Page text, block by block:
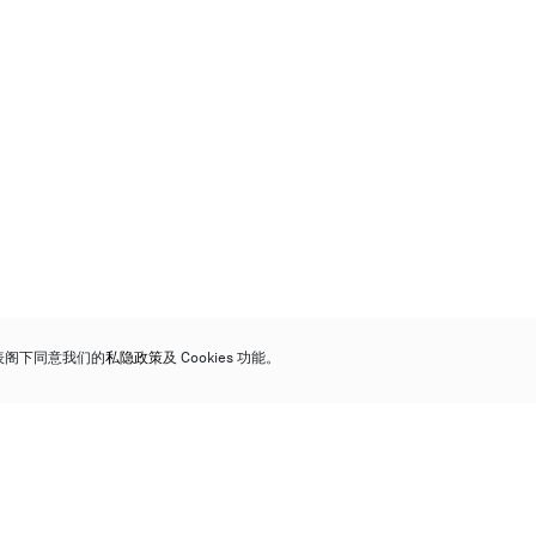
下同意我们的私隐政策及 Cookies 功能。